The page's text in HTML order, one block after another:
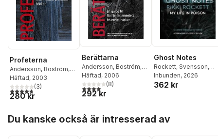
Profeterna
Andersson, Boström,
Eriksson,Viberg
Häftad, 2003
4,7utav 5 stjärnor. Totalt antal röster:
(3)
280 kr
Berättarna
Andersson, Boström,
Eriksson,Viberg
Häftad, 2006
4,0utav 5 stjärnor. Totalt antal röster:
(8)
292 kr
Ghost Notes
Rockett, Svensson,
Eriksson
Inbunden, 2026
362 kr
Du kanske också är intresserad av